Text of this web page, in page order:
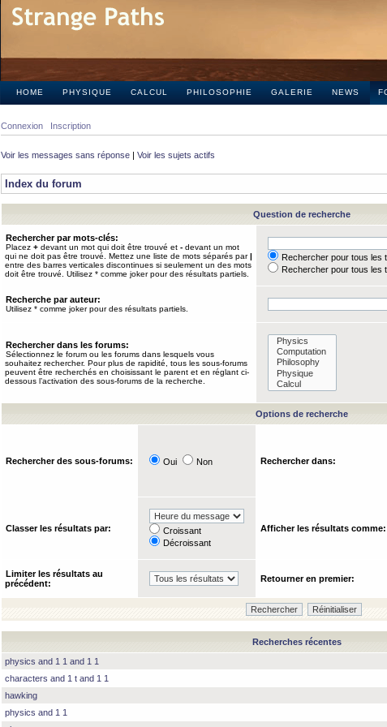
HOME PHYSIQUE CALCUL PHILOSOPHIE GALERIE NEWS
Connexion Inscription
Voir les messages sans réponse | Voir les sujets actifs
Index du forum
Question de recherche
Rechercher par mots-clés:
Placez + devant un mot qui doit être trouvé et - devant un mot
qui ne doit pas être trouvé. Mettez une liste de mots séparés par|
entre des barres verticales discontinues si seulement un des mots
doit être trouvé. Utilisez * comme joker pour des résultats partiels.
Rechercher pour tous les
Rechercher pour tous les
Recherche par auteur:
Utilisez * comme joker pour des résultats partiels.
Rechercher dans les forums:
Sélectionnez le forum ou les forums dans lesquels vous
souhaitez rechercher. Pour plus de rapidité, tous les sous-forums
peuvent être recherchés en choisissant le parent et en réglant ci-
dessous l’activation des sous-forums de la recherche.
Options de recherche
Rechercher des sous-forums: Oui Non Rechercher dans:
Classer les résultats par:
Croissant
Décroissant
Afficher les résultats comme:
Limiter les résultats au
précédent:
Retourner en premier:
Recherches récentes
physics and 1 1 and 1 1
characters and 1 t and 1 1
hawking
physics and 1 1